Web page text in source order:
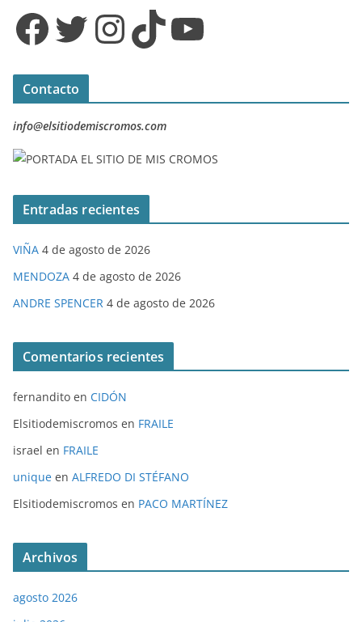
Facebook Twitter InstagramTikTok YouTube
Contacto
info@elsitiodemiscromos.com
Entradas recientes
VIÑA 4 de agosto de 2026
MENDOZA 4 de agosto de 2026
ANDRE SPENCER 4 de agosto de 2026
Comentarios recientes
fernandito en CIDÓN
Elsitiodemiscromos en FRAILE
israel en FRAILE
unique en ALFREDO DI STÉFANO
Elsitiodemiscromos en PACO MARTÍNEZ
Archivos
agosto 2026